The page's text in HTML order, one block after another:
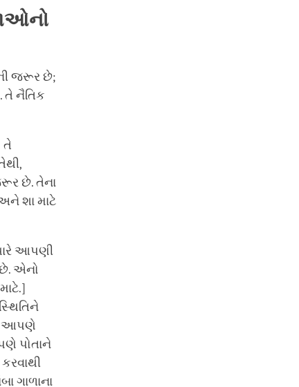
જરૂર છે;
તે નૈતિક
તે
છે. તેના
શા માટે
આપણી
એનો
આપણે
પોતાને
ગાળાના